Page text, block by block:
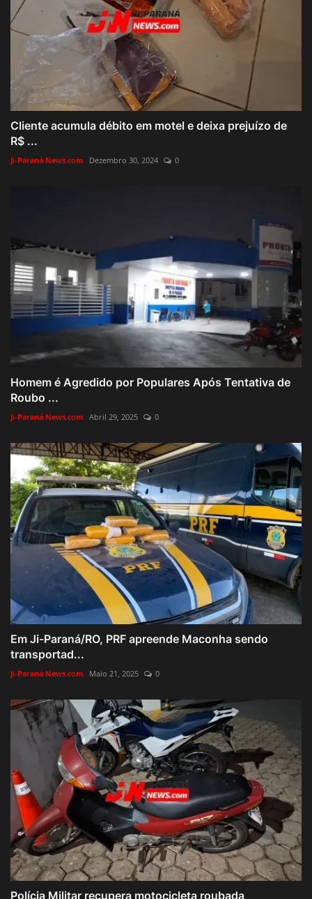
Cliente acumula débito em motel e deixa prejuízo de
R$ ...
Ji-Paraná News.com Dezembro 30, 2024 0
Homem é Agredido por Populares Após Tentativa de
Roubo ...
Ji-Paraná News.com Abril 29, 2025 0
Em Ji-Paraná/RO, PRF apreende Maconha sendo
transportad...
Ji-Paraná News.com Maio 21, 2025 0
Polícia Militar recupera motocicleta roubada